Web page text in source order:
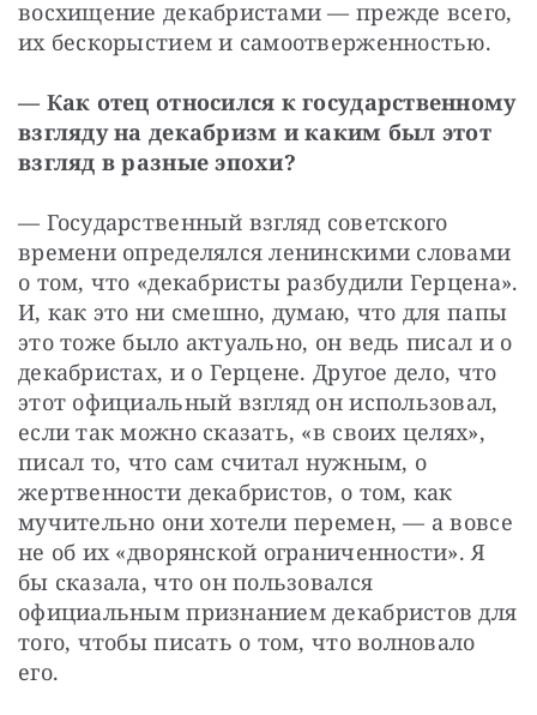
восхищение декабристами — прежде всего,
их бескорыстием и самоотверженностью.
— Как отец относился к государственному
взгляду на декабризм и каким был этот
взгляд в разные эпохи?
— Государственный взгляд советского
времени определялся ленинскими словами
о том, что «декабристы разбудили Герцена».
И, как это ни смешно, думаю, что для папы
это тоже было актуально, он ведь писал и о
декабристах, и о Герцене. Другое дело, что
этот официальный взгляд он использовал,
если так можно сказать, «в своих целях»,
писал то, что сам считал нужным, о
жертвенности декабристов, о том, как
мучительно они хотели перемен, — а вовсе
не об их «дворянской ограниченности». Я
бы сказала, что он пользовался
официальным признанием декабристов для
того, чтобы писать о том, что волновало
его.